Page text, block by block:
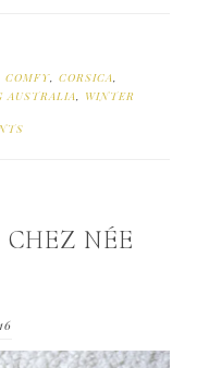
COMFY, CORSICA,
AUSTRALIA, WINTER
NÉE